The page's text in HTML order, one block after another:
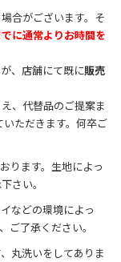
合がございます。そ
に通常よりお時間を
、店舗にて既に販売
、代替品のご提案ま
ただきます。何卒ご
ります。生地によっ
さい。
などの環境によっ
ご了承ください。
丸洗いをしてありま